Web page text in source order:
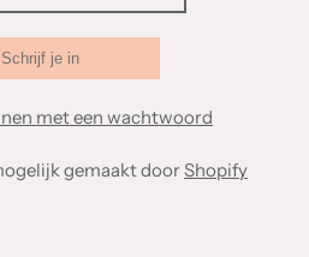
met een wachtwoord
gemaakt door Shopify